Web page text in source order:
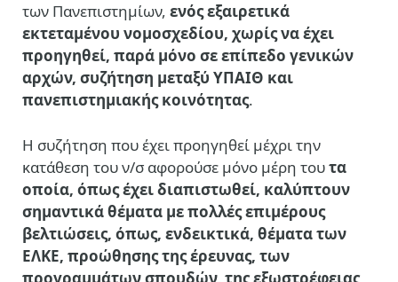
των Πανεπιστημίων, ενός εξαιρετικά
εκτεταμένου νομοσχεδίου, χωρίς να έχει
προηγηθεί, παρά μόνο σε επίπεδο γενικών
αρχών, συζήτηση μεταξύ ΥΠΑΙΘ και
πανεπιστημιακής κοινότητας.
Η συζήτηση που έχει προηγηθεί μέχρι την
κατάθεση του ν/σ αφορούσε μόνο μέρη τουτα
οποία, όπως έχει διαπιστωθεί, καλύπτουν
σημαντικά θέματα με πολλές επιμέρους
βελτιώσεις, όπως, ενδεικτικά, θέματα των
ΕΛΚΕ, προώθησης της έρευνας, των